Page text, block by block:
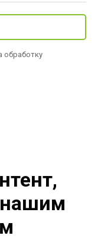
обработку